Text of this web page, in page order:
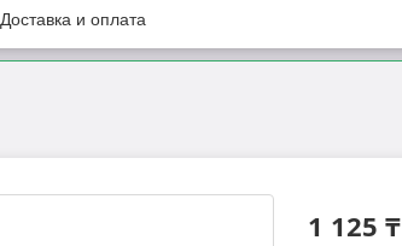
Доставка и оплата
1 125 ₸